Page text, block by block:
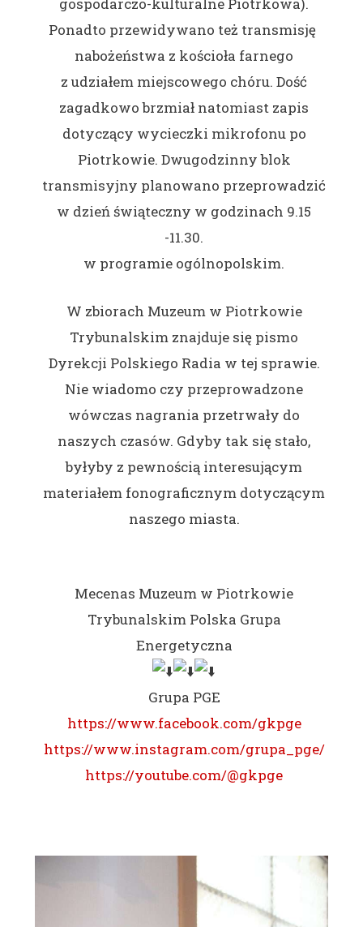
gospodarczo-kulturalne Piotrkowa).
Ponadto przewidywano też transmisję
nabożeństwa z kościoła farnego
z udziałem miejscowego chóru. Dość
zagadkowo brzmiał natomiast zapis
dotyczący wycieczki mikrofonu po
Piotrkowie. Dwugodzinny blok
transmisyjny planowano przeprowadzić
w dzień świąteczny w godzinach 9.15
-11.30.
w programie ogólnopolskim.
W zbiorach Muzeum w Piotrkowie
Trybunalskim znajduje się pismo
Dyrekcji Polskiego Radia w tej sprawie.
Nie wiadomo czy przeprowadzone
wówczas nagrania przetrwały do
naszych czasów. Gdyby tak się stało,
byłyby z pewnością interesującym
materiałem fonograficznym dotyczącym
naszego miasta.
Mecenas Muzeum w Piotrkowie
Trybunalskim Polska Grupa
Energetyczna
Grupa PGE
https://www.facebook.com/gkpge
https://www.instagram.com/grupa_pge/
https://youtube.com/@gkpge